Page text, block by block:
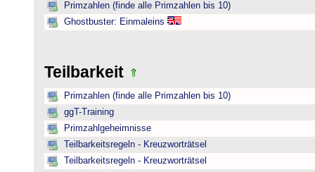
Primzahlen (finde alle Primzahlen bis 10)
Ghostbuster: Einmaleins
Teilbarkeit
Primzahlen (finde alle Primzahlen bis 10)
ggT-Training
Primzahlgeheimnisse
Teilbarkeitsregeln - Kreuzworträtsel
Teilbarkeitsregeln - Kreuzworträtsel